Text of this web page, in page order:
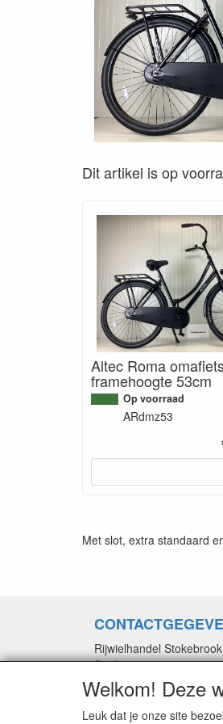
Dit artikel is op
Altec Roma
framehoogte 53cm
Op voorraad
ARdmz53
Met slot, extra standaard
Rijwielhandel Stokebrook
Stadsweg 27
9917 PV Wirdum (Gn.)
E-mail:
Welkom! Deze
Leuk dat je onze site